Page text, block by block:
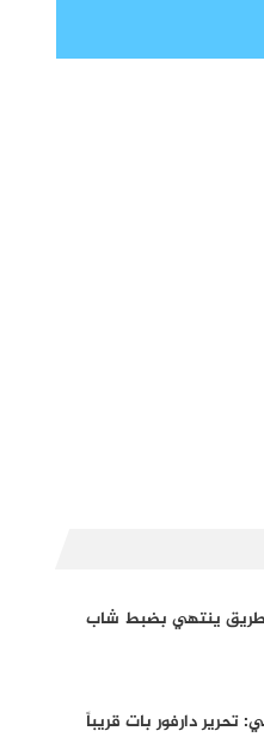
ينتهي بضبط شاب
تحرير دارفور بات قريباً